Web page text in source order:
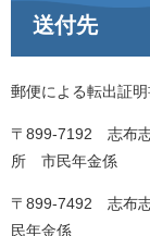
送付先
郵便による転出証
〒899-7192 志布
所 市民年金係
〒899-7492 志布
民年金係